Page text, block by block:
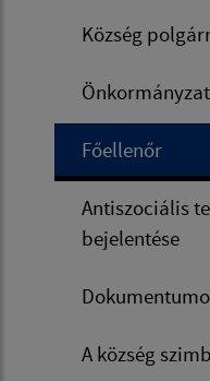
Község
Főellenőr
Antiszociális
bejelentése
A község